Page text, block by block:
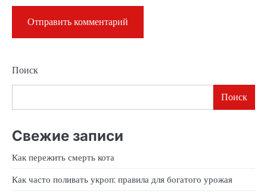
Поиск
Поиск
Свежие записи
Как пережить смерть кота
Как часто поливать укроп: правила для богатого урожая